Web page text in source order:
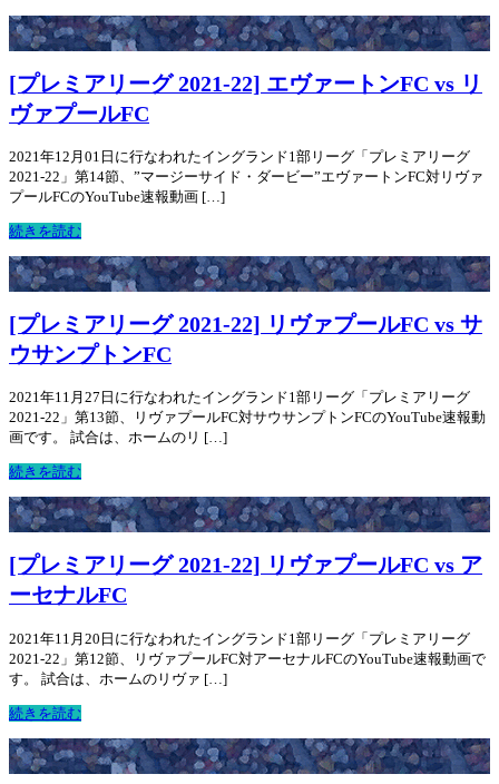
[プレミアリーグ 2021-22] エヴァートンFC vs リ
ヴァプールFC
2021年12月01日に行なわれたイングランド1部リーグ「プレミアリーグ
2021-22」第14節、”マージーサイド・ダービー”エヴァートンFC対リヴァ
プールFCのYouTube速報動画 […]
続きを読む
[プレミアリーグ 2021-22] リヴァプールFC vs サ
ウサンプトンFC
2021年11月27日に行なわれたイングランド1部リーグ「プレミアリーグ
2021-22」第13節、リヴァプールFC対サウサンプトンFCのYouTube速報動
画です。 試合は、ホームのリ […]
続きを読む
[プレミアリーグ 2021-22] リヴァプールFC vs ア
ーセナルFC
2021年11月20日に行なわれたイングランド1部リーグ「プレミアリーグ
2021-22」第12節、リヴァプールFC対アーセナルFCのYouTube速報動画で
す。 試合は、ホームのリヴァ […]
続きを読む